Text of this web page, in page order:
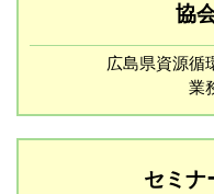
協
広島県資源循
業
セミナ